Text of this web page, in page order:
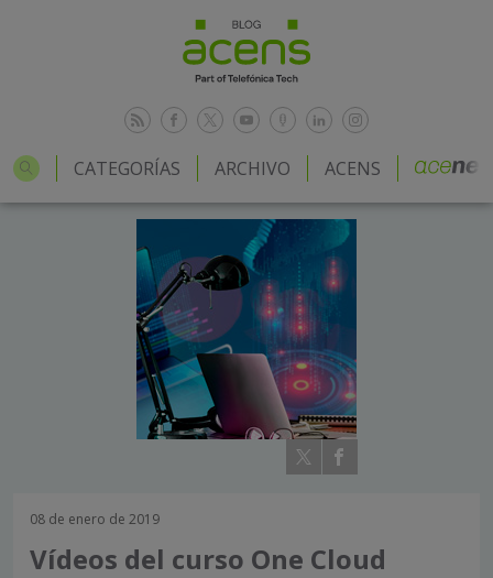
CATEGORÍAS ARCHIVO ACENS
08 de enero de 2019
Vídeos del curso One Cloud